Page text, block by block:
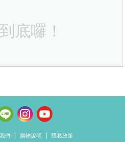
底囉！
們 購物說明 隱私政策